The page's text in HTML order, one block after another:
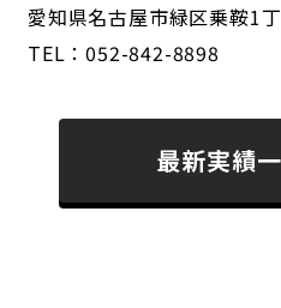
愛知県名古屋市緑区乗鞍1
TEL：052-842-8898
最新実績